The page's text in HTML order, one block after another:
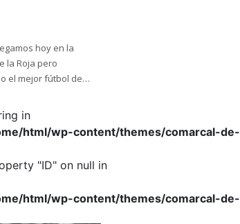
hoy en la
la Roja pero
el mejor fútbol de
in
html/wp-content/themes/comarcal-de-
"ID" on null in
html/wp-content/themes/comarcal-de-